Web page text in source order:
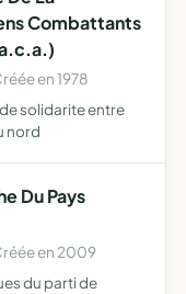
Combattants
en 1978
solidarite entre
nord
Du Pays
en 2009
du parti de